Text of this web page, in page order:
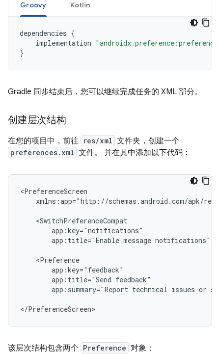
Groovy Kotlin
dependencies {
implementation
}
Gradle 同步结束后，您可以继续完成任务的 XML 部分。
创建层次结构
在您的项目中，前往 res/xml 文件夹，创建一个
preferences.xml 文件。 并在其中添加以下代码：
xmlns:app="http://schemas.android.com/apk/
app:title="Enable message notifications"/>
app:title="Send
app:summary="Report technical issues or
</PreferenceScreen>
该层次结构包含两个 Preference 对象：